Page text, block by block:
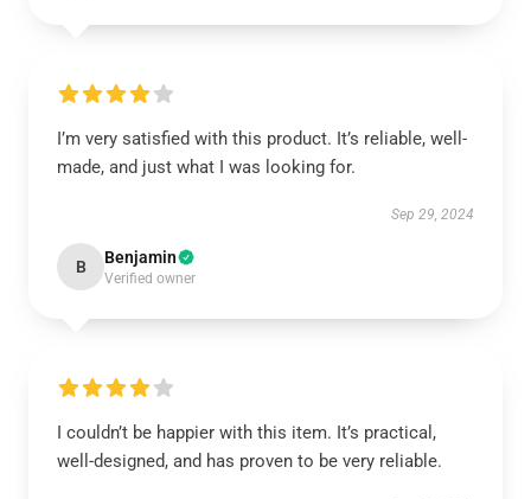
I’m very satisfied with this product. It’s reliable, well-
made, and just what I was looking for.
Sep 29, 2024
B Benjamin
Verified owner
I couldn’t be happier with this item. It’s practical,
well-designed, and has proven to be very reliable.